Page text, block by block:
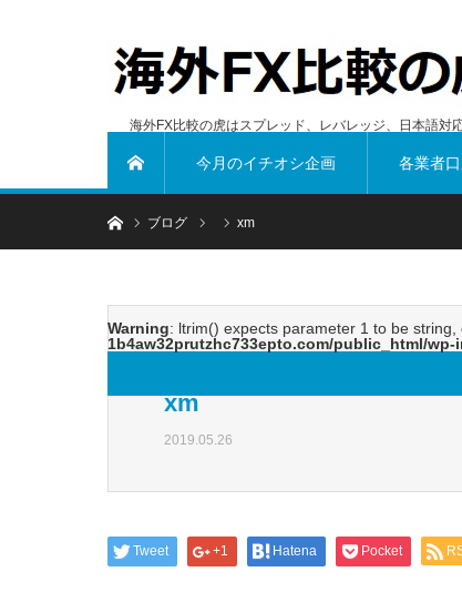
海外FX比較の虎はスプレッド、レバレッジ、日本語対
今月のイチオシ企画 各業者
ホームブログ xm
Warning: ltrim() expects parameter 1 to be string,
1b4aw32prutzhc733epto.com/public_html/
xm
2019.05.26
Tweet +1 Hatena Pocket